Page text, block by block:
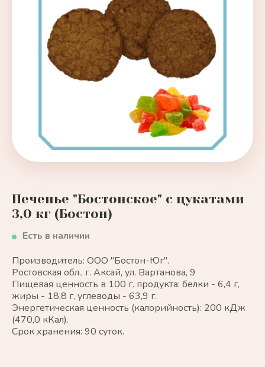
Печенье "Бостонское" с цукатами
3,0 кг (Бостон)
Есть в наличии
Производитель: ООО "Бостон-Юг".
Ростовская обл., г. Аксай, ул. Вартанова, 9
Пищевая ценность в 100 г. продукта: белки - 6,4 г,
жиры - 18,8 г, углеводы - 63,9 г.
Энергетическая ценность (калорийность): 200 кДж
(470,0 кКал).
Срок хранения: 90 суток.